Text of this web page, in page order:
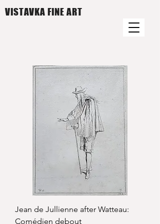
VISTAVKA FINE ART
Jean de Jullienne after Watteau:
Comédien debout